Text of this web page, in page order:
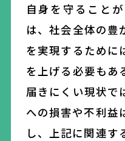
自身を守ること
は、社会全体の豊
を実現するために
を上げる必要もあ
届きにくい現状で
への損害や不利益
し、上記に関連す